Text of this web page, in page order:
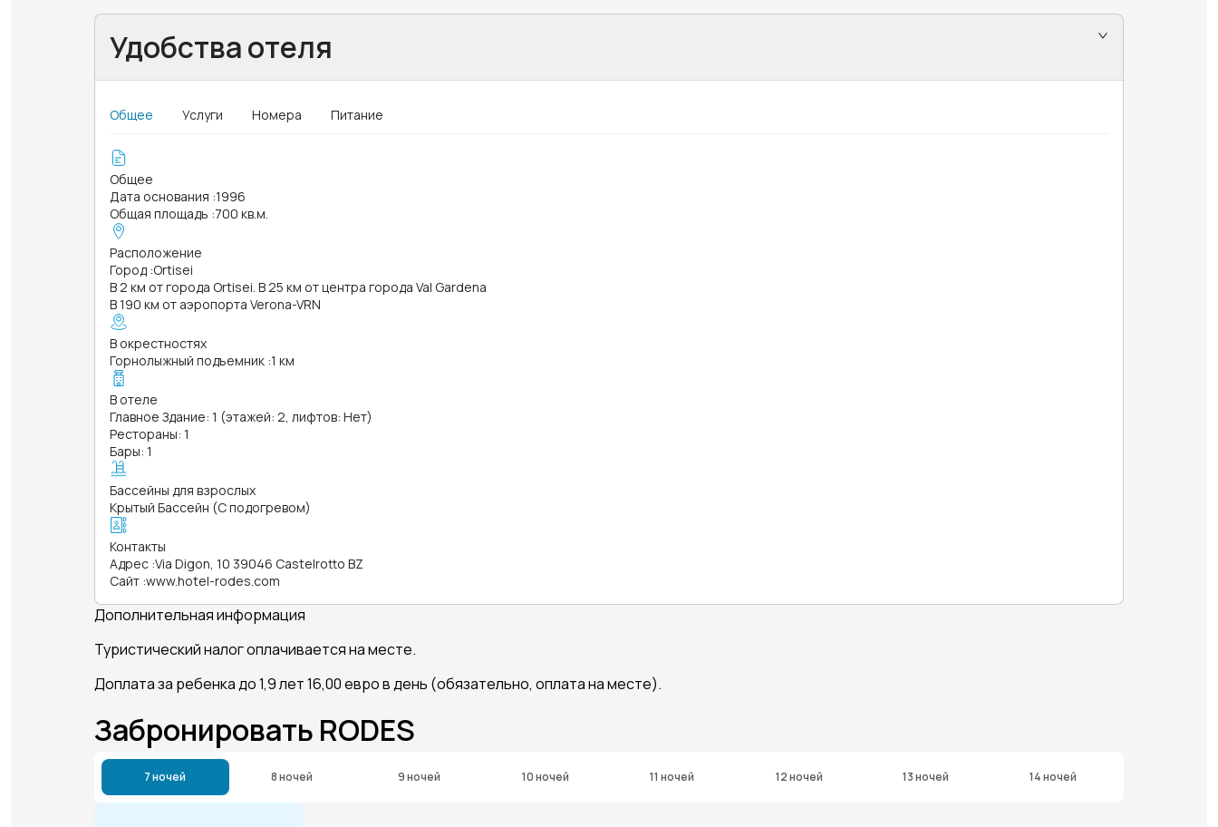
Удобства отеля
Общее Услуги Номера Питание
Общее
Дата основания :1996
Общая площадь :700 кв.м.
Расположение
Город :Ortisei
В 2 км от города Ortisei. В 25 км от центра города Val Gardena
В 190 км от аэропорта Verona-VRN
В окрестностях
Горнолыжный подъемник :1 км
В отеле
Главное Здание: 1 (этажей: 2, лифтов: Нет)
Рестораны: 1
Бары: 1
Бассейны для взрослых
Крытый Бассейн (С подогревом)
Контакты
Адрес :Via Digon, 10 39046 Castelrotto BZ
Сайт :www.hotel-rodes.com
Дополнительная информация
Туристический налог оплачивается на месте.
Доплата за ребенка до 1,9 лет 16,00 евро в день (обязательно, оплата на месте).
Забронировать RODES
7 ночей 8 ночей 9 ночей 10 ночей 11 ночей 12 ночей 13 ночей 14 ночей